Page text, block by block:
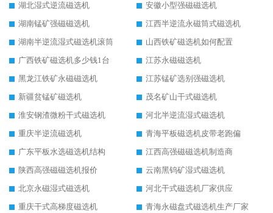
湖北湿式逆流磁选机
安徽小型强磁磁选机
湖南锰矿强磁磁选机
江西半逆流永磁筒式磁选机
湖南半逆流湿式磁选机滚筒
山西铁矿磁选机如何配置
广西铁矿磁选机多少钱1台
江苏永磁磁选机
黑龙江铁矿永磁磁选机
江苏锰矿选别强磁选机
新疆贫锰矿磁选机
茂名矿山干式磁选机
淮安钢渣微粉干式磁选机
河北半逆流湿式磁选机
重庆半逆流磁选机
青海平板磁选机皮带老跑偏
广东平板水选磁选机结构
江西高强磁磁选机制造商
陕西高强磁磁选机报价
云南黑钨矿湿式磁选机
北京永磁湿式磁选机
河北干式磁选机厂家供应
重庆干式高梯度磁选机
青海永磁盘式磁选机生产厂家